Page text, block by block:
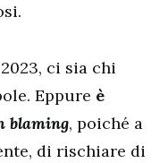
ci sia chi
Eppure è
blaming, poiché a
di rischiare di